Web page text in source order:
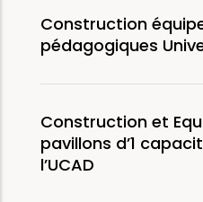
Construction
pédagogiques
Construction et
pavillons d’1
l’UCAD